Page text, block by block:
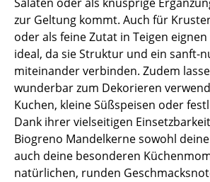
zur Geltung kommt. Auch für
oder als feine Zutat in Teigen
ideal, da sie Struktur und ein sanft-
miteinander verbinden. Zudem
wunderbar zum Dekorieren
Kuchen, kleine Süßspeisen oder
Dank ihrer vielseitigen
Biogreno Mandelkerne sowohl
auch deine besonderen
natürlichen, runden